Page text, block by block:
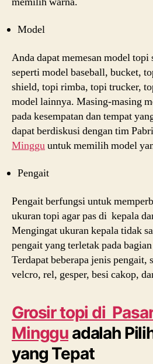
Model
Anda dapat memesan model topi
seperti model baseball, bucket,
shield, topi rimba, topi trucker,
model lainnya. Masing-masing
pada kesempatan dan tempat
dapat berdiskusi dengan tim
Mingguuntuk memilih model
Pengait
Pengait berfungsi untuk
ukuran topi agar pas di kepala
Mengingat ukuran kepala tidak
pengait yang terletak pada
Terdapat beberapa jenis pengait,
velcro, rel, gesper, besi cakop,
Grosir topi di
Minggu adalah
yang Tepat